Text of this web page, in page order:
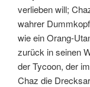
verlieben will;
wahrer
wie ein Orang-
zurück in seinen
der Tycoon, der
Chaz die